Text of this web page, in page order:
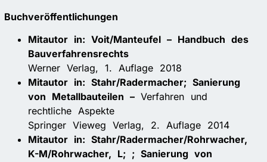
Buchveröffentlichungen
Mitautor in: Voit/Manteufel – Handbuch des
Bauverfahrensrechts
Werner Verlag, 1. Auflage 2018
Mitautor in: Stahr/Radermacher; Sanierung
von Metallbauteilen – Verfahren und
rechtliche Aspekte
Springer Vieweg Verlag, 2. Auflage 2014
Mitautor in: Stahr/Radermacher/Rohrwacher,
K-M/Rohrwacher, L; ; Sanierung von